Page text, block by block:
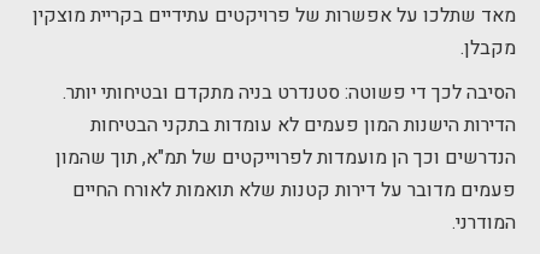
מאד שתלכו על אפשרות של פרויקטים עתידיים בקריית מוצקין
מקבלן.
הסיבה לכך די פשוטה: סטנדרט בניה מתקדם ובטיחותי יותר.
הדירות הישנות המון פעמים לא עומדות בתקני הבטיחות
הנדרשים וכך הן מועמדות לפרוייקטים של תמ"א, תוך שהמון
פעמים מדובר על דירות קטנות שלא תואמות לאורח החיים
המודרני.